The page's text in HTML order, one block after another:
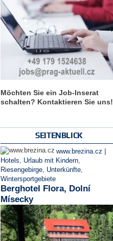
Möchten Sie ein Job-Inserat
schalten? Kontaktieren Sie uns!
SEITENBLICK
www.brezina.cz |
Hotels Urlaub mit Kindern,
Riesengebirge, Unterkünfte,
Wintersportgebiete
Berghotel Flora, Dolní
Mísecky